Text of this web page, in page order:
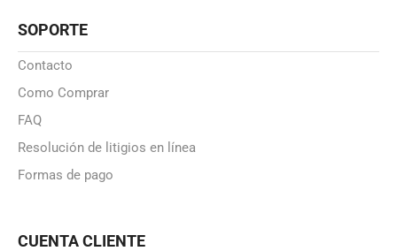
SOPORTE
Contacto
Como Comprar
FAQ
Resolución de litigios en línea
Formas de pago
CUENTA CLIENTE